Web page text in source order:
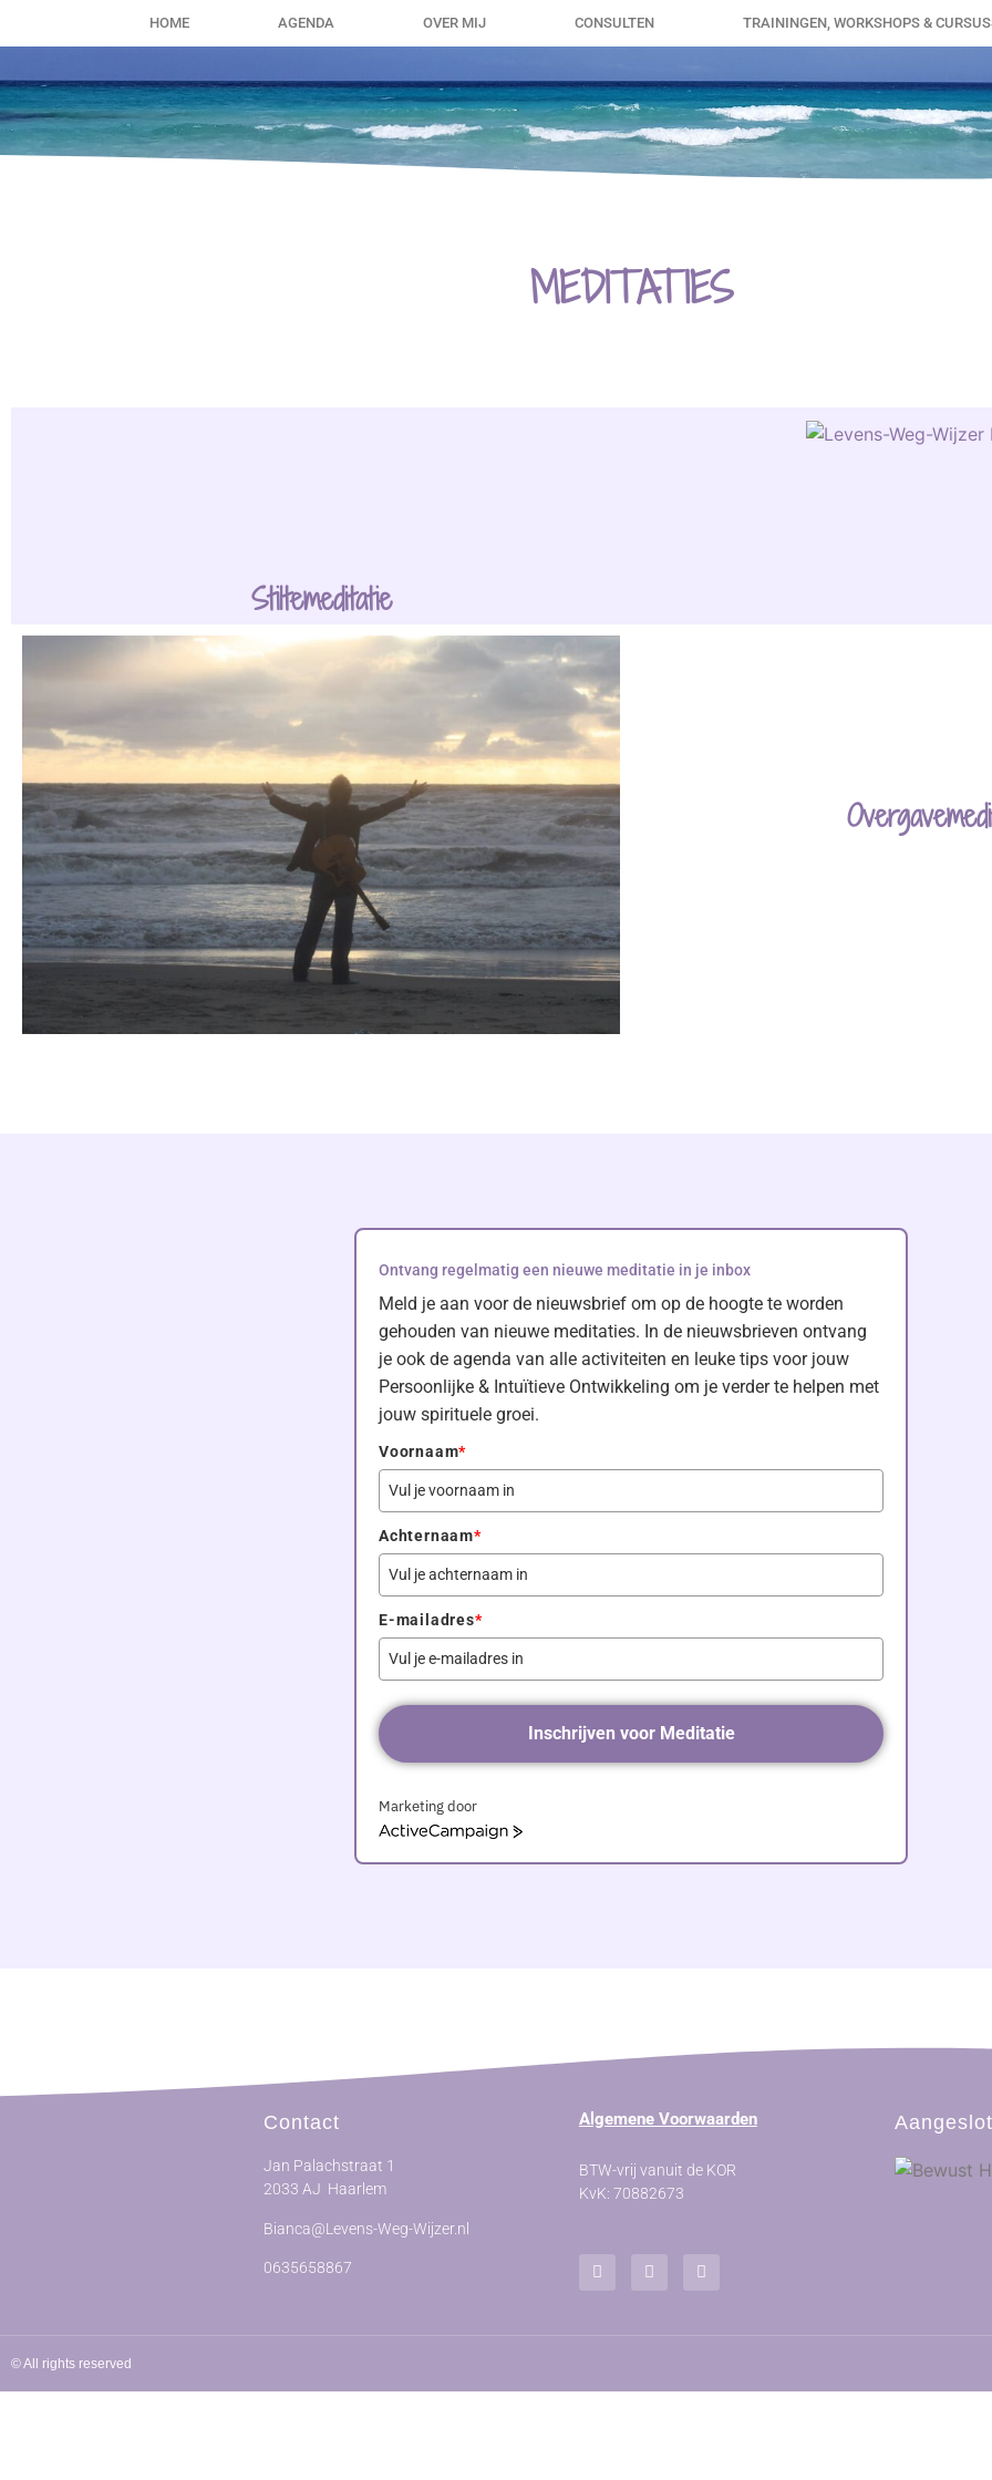
HOME AGENDA OVER MIJ CONSULTEN TRAININGEN, WORKSHOPS &
MEDITATIES
Stiltemeditatie
Ontvang regelmatig een nieuwe meditatie in je inbox
Meld je aan voor de nieuwsbrief om op de hoogte te worden
gehouden van nieuwe meditaties. In de nieuwsbrieven ontvang
je ook de agenda van alle activiteiten en leuke tips voor jouw
Persoonlijke & Intuïtieve Ontwikkeling om je verder te helpen met
jouw spirituele groei.
Voornaam*
Achternaam*
E-mailadres*
Inschrijven voor Meditatie
Marketing door
ActiveCampaign
Contact
Jan Palachstraat 1
2033 AJ Haarlem
Bianca@Levens-Weg-Wijzer.nl
0635658867
Algemene Voorwaarden
BTW-vrij vanuit de KOR
KvK: 70882673
© All rights reserved